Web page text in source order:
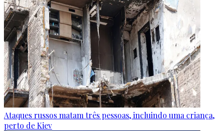
Ataques russos matam três pessoas, incluindo uma criança,
perto de Kiev